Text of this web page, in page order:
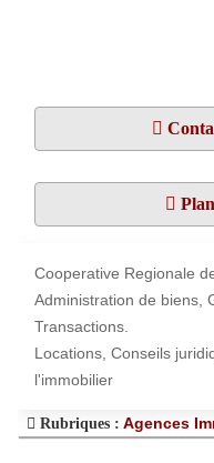
Plan
Cooperative Regionale
Administration de biens,
Transactions.
Locations, Conseils
l'immobilier
Rubriques : Agences